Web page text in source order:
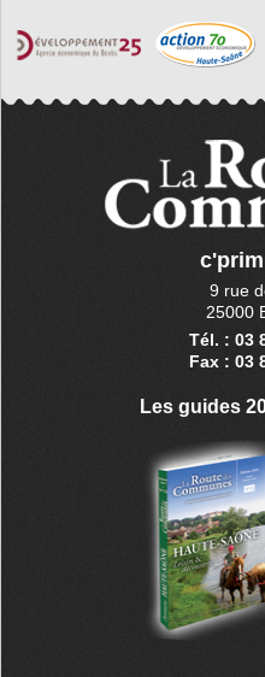
9 rue
25000
Tél. : 03
Fax : 03
Les guides